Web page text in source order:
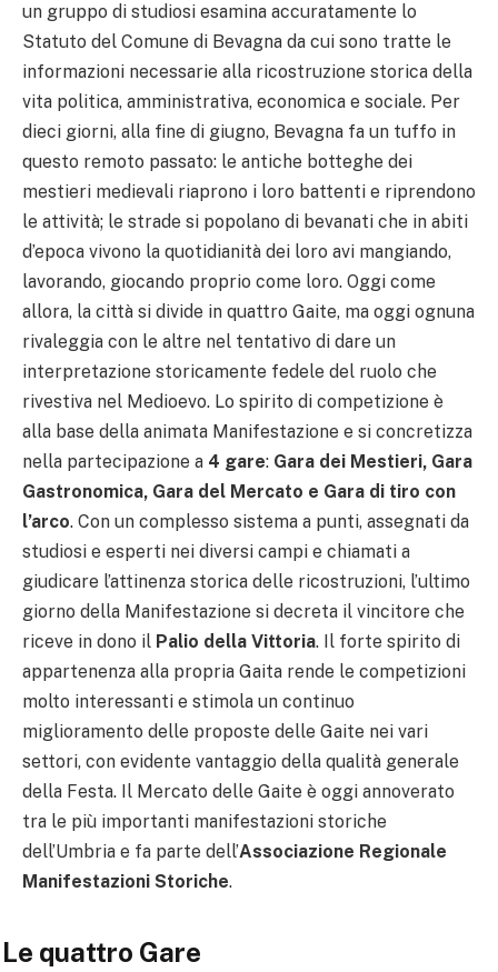
un gruppo di studiosi esamina accuratamente lo
Statuto del Comune di Bevagna da cui sono tratte le
informazioni necessarie alla ricostruzione storica della
vita politica, amministrativa, economica e sociale. Per
dieci giorni, alla fine di giugno, Bevagna fa un tuffo in
questo remoto passato: le antiche botteghe dei
mestieri medievali riaprono i loro battenti e riprendono
le attività; le strade si popolano di bevanati che in abiti
d’epoca vivono la quotidianità dei loro avi mangiando,
lavorando, giocando proprio come loro. Oggi come
allora, la città si divide in quattro Gaite, ma oggi ognuna
rivaleggia con le altre nel tentativo di dare un
interpretazione storicamente fedele del ruolo che
rivestiva nel Medioevo. Lo spirito di competizione è
alla base della animata Manifestazione e si concretizza
nella partecipazione a 4 gare: Gara dei Mestieri, Gara
Gastronomica, Gara del Mercato e Gara di tiro con
l’arco. Con un complesso sistema a punti, assegnati da
studiosi e esperti nei diversi campi e chiamati a
giudicare l’attinenza storica delle ricostruzioni, l’ultimo
giorno della Manifestazione si decreta il vincitore che
riceve in dono il Palio della Vittoria. Il forte spirito di
appartenenza alla propria Gaita rende le competizioni
molto interessanti e stimola un continuo
miglioramento delle proposte delle Gaite nei vari
settori, con evidente vantaggio della qualità generale
della Festa. Il Mercato delle Gaite è oggi annoverato
tra le più importanti manifestazioni storiche
dell’Umbria e fa parte dell’Associazione Regionale
Manifestazioni Storiche.
Le quattro Gare